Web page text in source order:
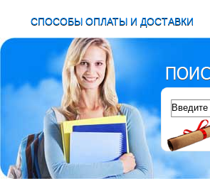
СПОСОБЫ ОПЛАТЫ И ДОСТАВКИ